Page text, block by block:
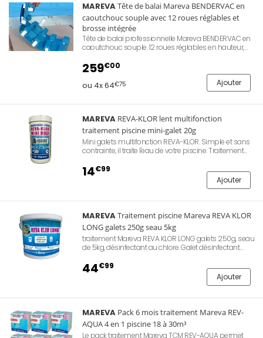
MAREVATête de balai Mareva BENDERVAC en
caoutchouc souple avec 12 roues réglables et
brosse intégrée
Tête de balai professionnelle Mareva BENDERVAC en
caoutchouc souple. 12 roues réglables en hauteur,
Ø50. Fixation par clips sur manche (non fourni).
Convient à toutes les piscines enterrées et hors-sol.
259€00
ou 4x 64€75 Ajouter
MAREVA REVA-KLOR lent multifonction
traitement piscine mini-galet 20g
Mini galets multifonction REVA-KLOR. Simple et sans
contrainte, il traite l'eau de votre piscine. Traitement
chlore de 20g sont parfaits pour les piscines
autoportantes et hors-sol avec ou sans filtration.
14€99
Ajouter
MAREVATraitement piscine Mareva REVA KLOR
LONG galets 250g seau 5kg
traitement Mareva REVA KLOR LONG galets 250g, seau
de 5kg, désinfectant au chlore. Galet désinfectant
parfaite. Constitué à 90,91% d’acide
trichloroisocyanurique (symclosène), autrement dit
44€99
Ajouter
MAREVA Pack 6 mois traitement Mareva REV-
AQUA 4 en 1 piscine 18 à 30m³
Le pack traitement Mareva TCM REV-AQUA permet